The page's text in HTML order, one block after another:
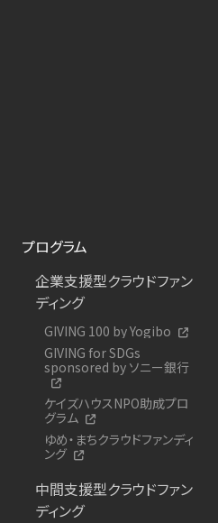
プログラム
企業支援型クラウドファン
ディング
GIVING 100 by Yogibo
GIVING for SDGs
sponsored by ソニー銀行
ケイズハウスNPO助成プロ
グラム
ゆめ・まちクラウドファンディ
ング
中間支援型クラウドファン
ディング